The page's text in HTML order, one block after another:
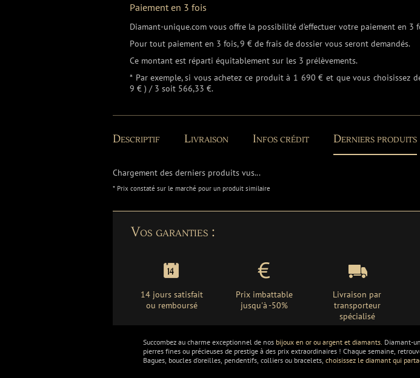
Paiement en 3 fois
Diamant-unique.com vous offre la possibilité d’effectuer votre paiement en 3
Pour tout paiement en 3 fois, 9 € de frais de dossier vous seront demandés.
Ce montant est réparti équitablement sur les 3 prélèvements.
* Par exemple, si vous achetez ce produit à 1 690 € et que vous
9 € ) / 3 soit 566,33 €.
Descriptif Livraison Infos crédit Derniers produits
Chargement des derniers produits vus...
* Prix constaté sur le marché pour un produit similaire
Vos garanties :
14 jours satisfait
ou remboursé
Prix imbattable
jusqu'à -50%
Livraison par
transporteur
spécialisé
Succombez au charme exceptionnel de nos bijoux en or ou argent et diamants. Diamant-
pierres fines ou précieuses de prestige à des prix extraordinaires ! Chaque semaine,
Bagues, boucles d'oreilles, pendentifs, colliers ou bracelets, choisissez le diamant qui